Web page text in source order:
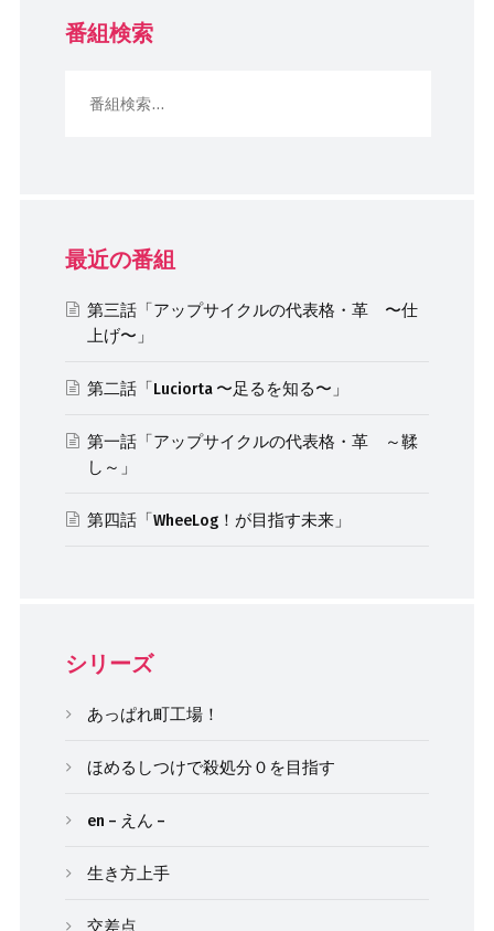
番組検索
最近の番組
第三話「アップサイクルの代表格・革 〜仕
上げ〜」
第二話「Luciorta 〜足るを知る〜」
第一話「アップサイクルの代表格・革 ～鞣
し～」
第四話「WheeLog！が目指す未来」
シリーズ
あっぱれ町工場！
ほめるしつけで殺処分０を目指す
en – えん –
生き方上手